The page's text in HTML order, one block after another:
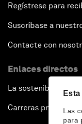
Las
para
Regístrese para
Suscríbase a
Contacte con
Enlaces directos
La sostenibilidad en
Carreras